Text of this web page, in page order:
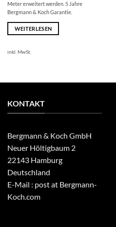
Meter erweitert werden. 5 Jahre
Bergmann & Koch Garantie.
WEITERLESEN
inkl. MwSt.
KONTAKT
Bergmann & Koch GmbH
Neuer Höltigbaum 2
22143 Hamburg
Deutschland
E-Mail : post at Bergmann-
Koch.com